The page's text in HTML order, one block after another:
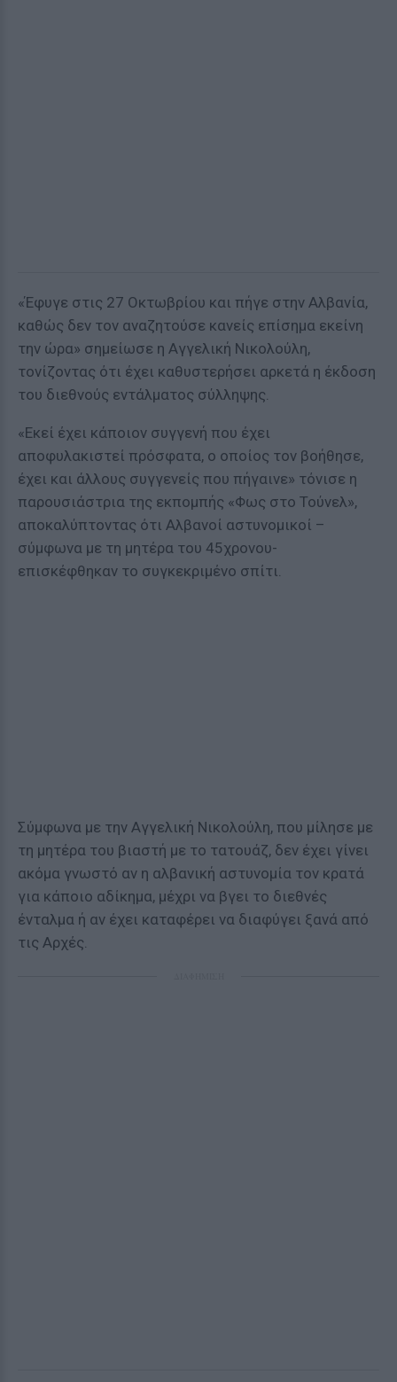
«Έφυγε στις 27 Οκτωβρίου και πήγε στην Αλβανία,
καθώς δεν τον αναζητούσε κανείς επίσημα εκείνη
την ώρα» σημείωσε η Αγγελική Νικολούλη,
τονίζοντας ότι έχει καθυστερήσει αρκετά η έκδοση
του διεθνούς εντάλματος σύλληψης.
«Εκεί έχει κάποιον συγγενή που έχει
αποφυλακιστεί πρόσφατα, ο οποίος τον βοήθησε,
έχει και άλλους συγγενείς που πήγαινε» τόνισε η
παρουσιάστρια της εκπομπής «Φως στο Τούνελ»,
αποκαλύπτοντας ότι Αλβανοί αστυνομικοί –
σύμφωνα με τη μητέρα του 45χρονου-
επισκέφθηκαν το συγκεκριμένο σπίτι.
Σύμφωνα με την Αγγελική Νικολούλη, που μίλησε με
τη μητέρα του βιαστή με το τατουάζ, δεν έχει γίνει
ακόμα γνωστό αν η αλβανική αστυνομία τον κρατά
για κάποιο αδίκημα, μέχρι να βγει το διεθνές
ένταλμα ή αν έχει καταφέρει να διαφύγει ξανά από
τις Αρχές.